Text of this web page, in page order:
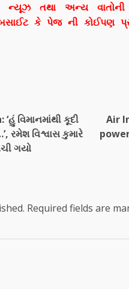
ન્યૂઝ તથા અન્ય
કે પેજ ની કોઈપણ
વિમાનમાંથી કૂદી
રમેશ વિશ્વાસ કુમારે
ગયો
Air
Required fields are